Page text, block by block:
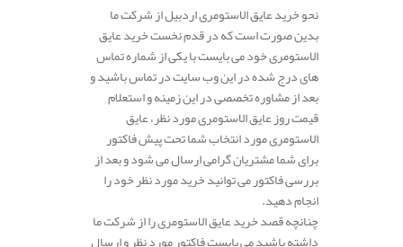
نحو خرید عایق الاستومری اردبیل از شرکت ما
بدین صورت است که در قدم نخست خرید عایق
الاستومری خود می بایست با یکی از شماره تماس
های درج شده در این وب سایت در تماس باشید و
بعد از مشاوره تخصصی در این زمینه و استعلام
قیمت روز عایق الاستومری مورد نظر، عایق
الاستومری مورد انتخاب شما تحت پیش فاکتور
برای شما مشتریان گرامی ارسال می شود و بعد از
بررسی فاکتور می توانید خرید مورد نظر خود را
انجام دهید.
چنانچه قصد خرید عایق الاستومری را از شرکت ما
داشته باشید می بایست فاکتور مورد نظر و ارسال